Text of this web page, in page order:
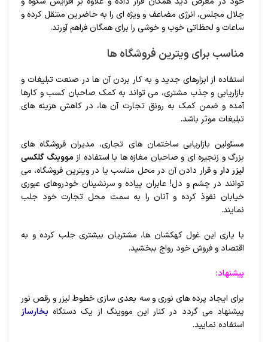
جلال مجلس، انرژی مضاعف و ویژه ای را به حاضرین منتقل کرده و
ساعات و لحظاتی خوب و خوشی را برای همگان فراهم آورند.
مناسب برای ویترین فروشگاه ها
استفاده از ابزارهای جدید و به کار بردن آن ها در صنعت تبلیغات و
بازاریابی و جذب مشتری، می تواند به کمک صاحبان کسب و کارها
آمده و ضمن کمک به رونق تجارت آن ها، در کاهش هزینه های
تبلیغات موثر باشد.
مسئولین بازاریابی ساختمان های تجاری، مدیران فروشگاه های
بزرگ و زنجیره ای و صاحبان مغازه ها با استفاده ازمووینگ گلکسی
لیزر دار و قرار دادن آن در محل مناسب یا در ویترین فروشگاه، می
توانند در چشم و دل! عابران پیاده و سرنشینان خودروهای عبوری
خیابان نفوذ کرده و آنان را به سمت محل تجارت خود جلب
نمایند.
با یاری این غول کهکشان ها، مشتریان بیشتری جلب کرده و به
اقتصاد و فروش خود رواج ببخشید.
پیشنهاد:
برای ایجاد پرده های نوری و سه بعدی سازی خطوط لیزر و رقص نور
پیشنهاد می گردد در کنار این مووینگ از یک دستگاه بخارساز
استفاده نمایید.